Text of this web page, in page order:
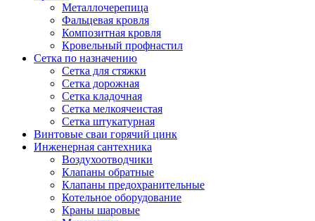
Металлочерепица
Фальцевая кровля
Композитная кровля
Кровельный профнастил
Сетка по назначению
Сетка для стяжки
Сетка дорожная
Сетка кладочная
Сетка мелкоячеистая
Сетка штукатурная
Винтовые сваи горячий цинк
Инженерная сантехника
Воздухоотводчики
Клапаны обратные
Клапаны предохранительные
Котельное оборудование
Краны шаровые